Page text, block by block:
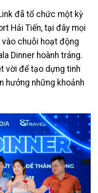
đã tổ chức một kỳ
Hải Tiến, tại đây mọi
chuỗi hoạt động
Dinner hoành tráng.
vời để tạo dựng tinh
hưởng những khoảnh